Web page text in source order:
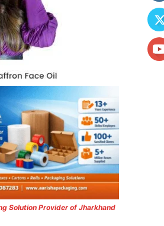
Solution Provider of Jharkhand